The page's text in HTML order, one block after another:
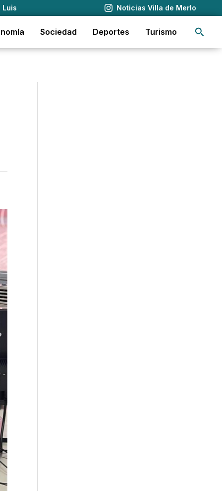
Luis Noticias Villa de Merlo
Sociedad Deportes Turismo